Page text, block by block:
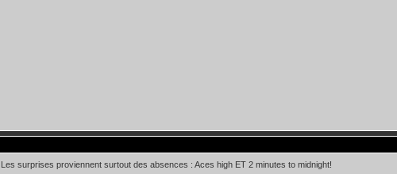
Les surprises proviennent surtout des absences : Aces high ET 2 minutes to midnight!